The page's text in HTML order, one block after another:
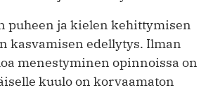
puheen ja kielen kehittymisen
kasvamisen edellytys. ­Ilman
menestyminen opinnoissa on
kuulo on korvaamaton